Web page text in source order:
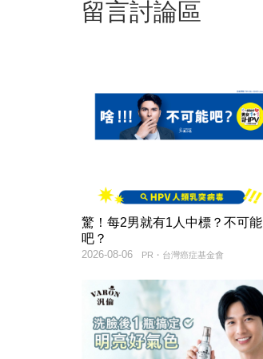
留言討論區
驚！每2男就有1人中標？不可能
吧？
PR・台灣癌症基金會
2026-08-06